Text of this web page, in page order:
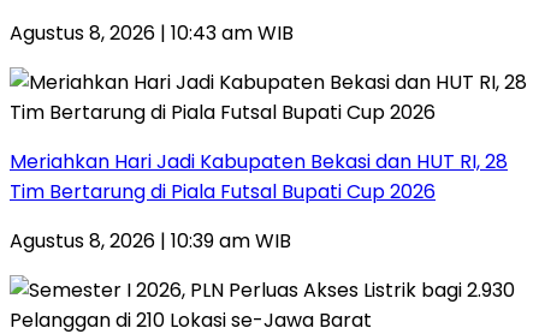
Agustus 8, 2026 | 10:43 am WIB
Meriahkan Hari Jadi Kabupaten Bekasi dan HUT RI, 28
Tim Bertarung di Piala Futsal Bupati Cup 2026
Agustus 8, 2026 | 10:39 am WIB